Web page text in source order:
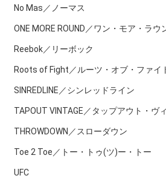
No Mas／ノーマス
ONE MORE ROUND／ワン・モア・ラウ
Reebok／リーボック
Roots of Fight／ルーツ・オブ・ファイ
SINREDLINE／シンレッドライン
TAPOUT VINTAGE／タップアウト・ヴ
THROWDOWN／スローダウン
Toe 2 Toe／トー・トゥ(ツ)ー・トー
UFC